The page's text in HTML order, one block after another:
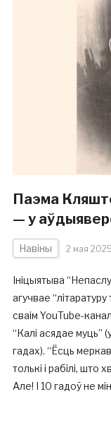
Паэма
— у
Навіны 2 мая 2025
Ініцыятыва
агучвае
сваім YouTube-
“Калі асядае муць”
гадах). “Ёсць
толькі і рабілі,
Але! І 10 гадоў не